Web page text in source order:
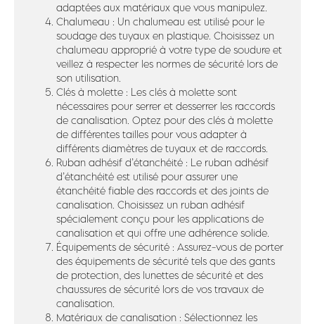
adaptées aux matériaux que vous manipulez.
Chalumeau : Un chalumeau est utilisé pour le
soudage des tuyaux en plastique. Choisissez un
chalumeau approprié à votre type de soudure et
veillez à respecter les normes de sécurité lors de
son utilisation.
Clés à molette : Les clés à molette sont
nécessaires pour serrer et desserrer les raccords
de canalisation. Optez pour des clés à molette
de différentes tailles pour vous adapter à
différents diamètres de tuyaux et de raccords.
Ruban adhésif d’étanchéité : Le ruban adhésif
d’étanchéité est utilisé pour assurer une
étanchéité fiable des raccords et des joints de
canalisation. Choisissez un ruban adhésif
spécialement conçu pour les applications de
canalisation et qui offre une adhérence solide.
Équipements de sécurité : Assurez-vous de porter
des équipements de sécurité tels que des gants
de protection, des lunettes de sécurité et des
chaussures de sécurité lors de vos travaux de
canalisation.
Matériaux de canalisation : Sélectionnez les